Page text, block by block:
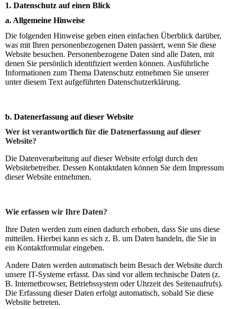
1. Datenschutz auf einen Blick
a. Allgemeine Hinweise
Die folgenden Hinweise geben einen einfachen Überblick darüber,
was mit Ihren personenbezogenen Daten passiert, wenn Sie diese
Website besuchen. Personenbezogene Daten sind alle Daten, mit
denen Sie persönlich identifiziert werden können. Ausführliche
Informationen zum Thema Datenschutz entnehmen Sie unserer
unter diesem Text aufgeführten Datenschutzerklärung.
b. Datenerfassung auf dieser Website
Wer ist verantwortlich für die Datenerfassung auf dieser
Website?
Die Datenverarbeitung auf dieser Website erfolgt durch den
Websitebetreiber. Dessen Kontaktdaten können Sie dem Impressum
dieser Website entnehmen.
Wie erfassen wir Ihre Daten?
Ihre Daten werden zum einen dadurch erhoben, dass Sie uns diese
mitteilen. Hierbei kann es sich z. B. um Daten handeln, die Sie in
ein Kontaktformular eingeben.
Andere Daten werden automatisch beim Besuch der Website durch
unsere IT-Systeme erfasst. Das sind vor allem technische Daten (z.
B. Internetbrowser, Betriebssystem oder Uhrzeit des Seitenaufrufs).
Die Erfassung dieser Daten erfolgt automatisch, sobald Sie diese
Website betreten.